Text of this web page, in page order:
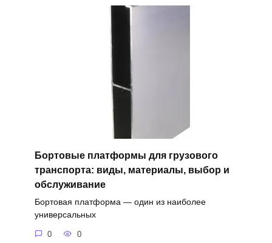
Бортовые платформы для грузового
транспорта: виды, материалы, выбор и
обслуживание
Бортовая платформа — один из наиболее
универсальных
0 0